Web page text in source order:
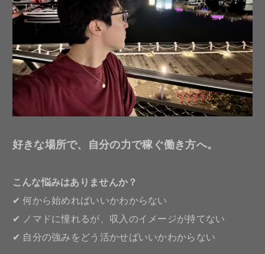
好きな場所で、自分の力で稼ぐ働き方へ。
こんな悩みはありませんか？
✔ 何から始めればいいかわからない
✔ ノマドに憧れるが、収入のイメージが持てない
✔ 自分の強みをどう活かせばいいかわからない